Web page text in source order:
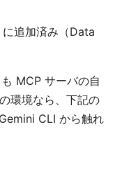
追加済み（Data
MCP サーバの自
環境なら、下記の
CLI から触れ